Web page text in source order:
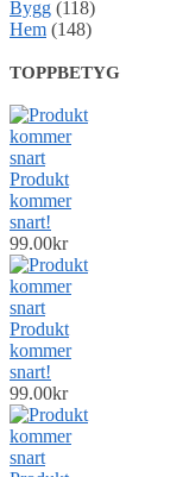
Bygg (118)
Hem (148)
TOPPBETYG
Produkt
kommer
snart!
99.00kr
Produkt
kommer
snart!
99.00kr